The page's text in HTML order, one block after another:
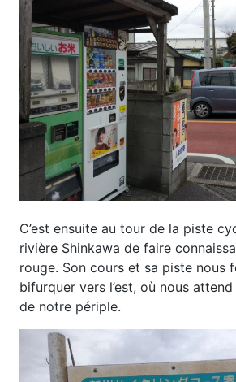
C’est ensuite au tour de la piste
rivière Shinkawa de faire
rouge. Son cours et sa piste nous
bifurquer vers l’est, où nous
de notre périple.